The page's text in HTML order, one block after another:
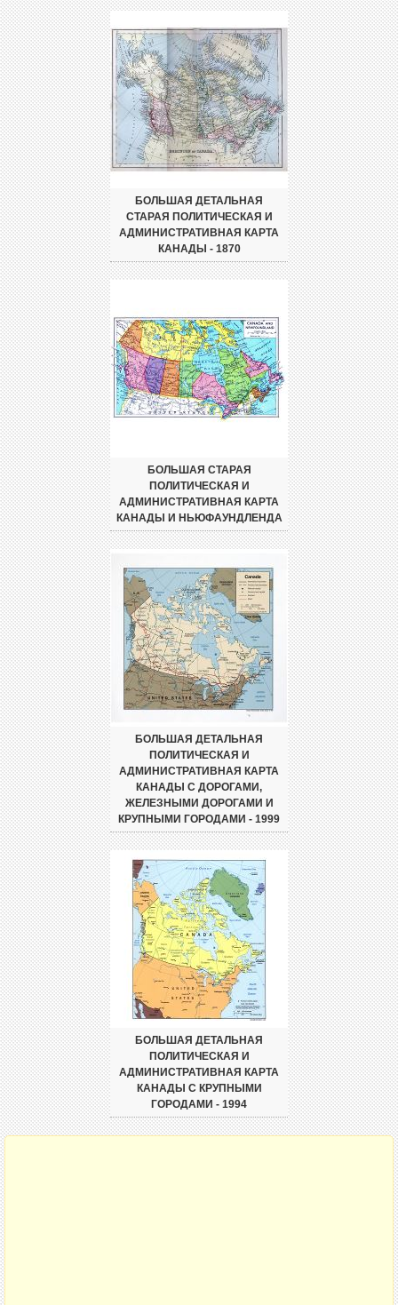
БОЛЬШАЯ ДЕТАЛЬНАЯ
СТАРАЯ ПОЛИТИЧЕСКАЯ И
АДМИНИСТРАТИВНАЯ КАРТА
КАНАДЫ - 1870
БОЛЬШАЯ СТАРАЯ
ПОЛИТИЧЕСКАЯ И
АДМИНИСТРАТИВНАЯ КАРТА
КАНАДЫ И НЬЮФАУНДЛЕНДА
БОЛЬШАЯ ДЕТАЛЬНАЯ
ПОЛИТИЧЕСКАЯ И
АДМИНИСТРАТИВНАЯ КАРТА
КАНАДЫ С ДОРОГАМИ,
ЖЕЛЕЗНЫМИ ДОРОГАМИ И
КРУПНЫМИ ГОРОДАМИ - 1999
БОЛЬШАЯ ДЕТАЛЬНАЯ
ПОЛИТИЧЕСКАЯ И
АДМИНИСТРАТИВНАЯ КАРТА
КАНАДЫ С КРУПНЫМИ
ГОРОДАМИ - 1994